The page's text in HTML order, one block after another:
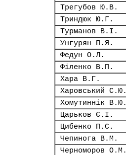
Трегубов Ю.В.
Триндюк Ю.Г.
Турманов В.І.
Унгурян П.Я.
Федун О.Л.
Філенко В.П.
Хара В.Г.
Харовський С.Ю.
Хомутиннік В.Ю.
Царьков Є.І.
Цибенко П.С.
Чепинога В.М.
Черноморов О.М.